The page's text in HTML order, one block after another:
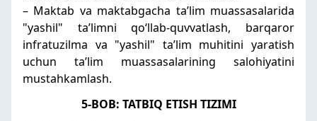
– Maktab va maktabgacha taʼlim muassasalarida
"yashil" taʼlimni qoʻllab-quvvatlash, barqaror
infratuzilma va "yashil" taʼlim muhitini yaratish
uchun taʼlim muassasalarining salohiyatini
mustahkamlash.
5-BOB: TATBIQ ETISH TIZIMI